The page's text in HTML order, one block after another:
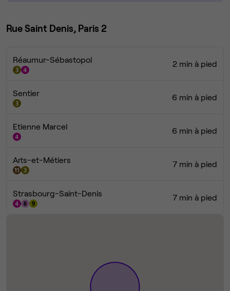
Rue Saint Denis, Paris 2
Réaumur-Sébastopol 2 min à pied
Sentier 6 min à pied
Etienne Marcel 6 min à pied
Arts-et-Métiers 7 min à pied
Strasbourg-Saint-Denis 7 min à pied